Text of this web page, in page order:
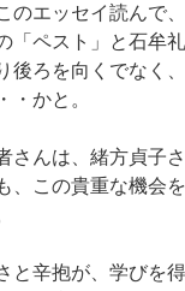
のエッセイ読んで
「ペスト」と石牟
後ろを向くでなく
・かと。
さんは、緒方貞子
、この貴重な機会
と辛抱が、学びを